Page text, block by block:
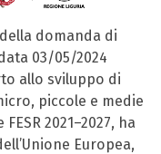
della domanda di
03/05/2024
allo sviluppo di
piccole e medie
2021–2027, ha
Europea,